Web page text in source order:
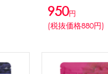
950円
(税抜価格880円)